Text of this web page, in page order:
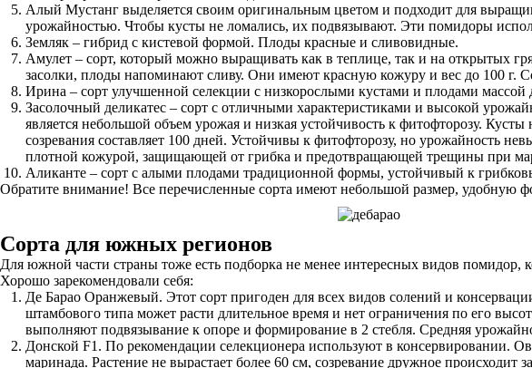
Алый Мустанг выделяется своим оригинальным цветом и подходит для
урожайностью. Чтобы кусты не ломались, их подвязывают. Эти помидоры
Земляк – гибрид с кистевой формой. Плоды красные и сливовидные.
Амулет – сорт, который можно выращивать как в теплице, так и на открытых
засолки, плоды напоминают сливу. Они имеют красную кожуру и вес до 100 г.
Ирина – сорт улучшенной селекции с низкорослыми кустами и плодами массой
Засолочный деликатес – сорт с отличными характеристиками и высокой
является небольшой объем урожая и низкая устойчивость к фитофторозу.
созревания составляет 100 дней. Устойчивы к фитофторозу, но урожайность
плотной кожурой, защищающей от грибка и предотвращающей трещины при
Аликанте – сорт с алыми плодами традиционной формы, устойчивый к
Обратите внимание! Все перечисленные сорта имеют небольшой размер, удобную
Сорта для южных регионов
Для южной части страны тоже есть подборка не менее интересных видов помидор,
Хорошо зарекомендовали себя:
Де Барао Оранжевый. Этот сорт пригоден для всех видов солений и
штамбового типа может расти длительное время и нет ограничения по его
выполняют подвязывание к опоре и формирование в 2 стебля. Средняя
Донской F1. По рекомендации селекционера используют в консервировании.
маринада. Растение не вырастает более 60 см, созревание дружное